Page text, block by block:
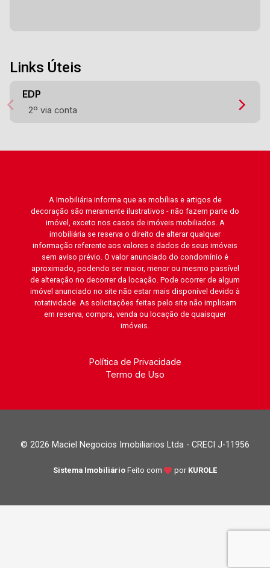
Links Úteis
EDP
2º via conta
A Imobiliária informa que as mobílias e artigos de
decoração são meramente ilustrativos - não fazem parte do
imóvel, exceto nos casos de imóveis mobiliados. A
imobiliária se reserva o direito de alterar qualquer
informação referente aos valores e dados de seus imóveis
sem aviso prévio. O valor anunciado do condomínio é
aproximado, podendo ser maior, menor ou mesmo passível
de alteração no decorrer da locação. Pode ocorrer de algum
imóvel anunciado no site não estar mais disponível devido à
rotatividade. As solicitações feitas pelo site não implicam
em reserva, compra, venda ou locação de quaisquer
imóveis.
Política de Privacidade
Termo de Uso
© 2026 Maciel Negocios Imobiliarios Ltda - CRECI J-11956
Sistema Imobiliário Feito com por KUROLE